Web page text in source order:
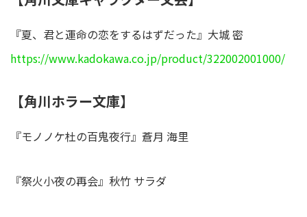
『夏、君と運命の恋をするはずだった』大城 密
https://www.kadokawa.co.jp/product/322002001000/
【角川ホラー文庫】
『モノノケ杜の百鬼夜行』蒼月 海里
『祭火小夜の再会』秋竹 サラダ